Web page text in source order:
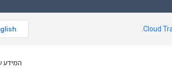
Cloud
המידע